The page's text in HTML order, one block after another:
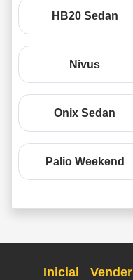
HB20 Sedan
Nivus
Onix Sedan
Palio Weekend
Inicial Vender